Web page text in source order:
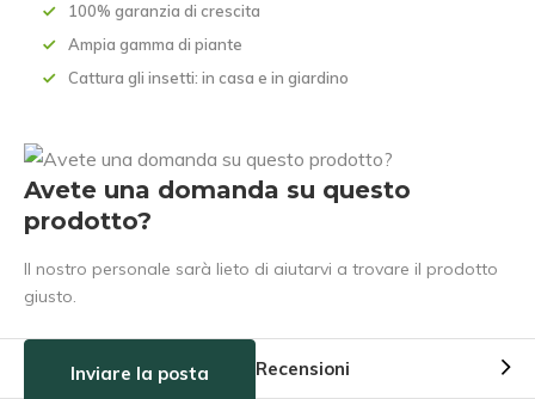
100% garanzia di crescita
Ampia gamma di piante
Cattura gli insetti: in casa e in giardino
Avete una domanda su questo
prodotto?
Il nostro personale sarà lieto di aiutarvi a trovare il prodotto
giusto.
Inviare la posta Recensioni